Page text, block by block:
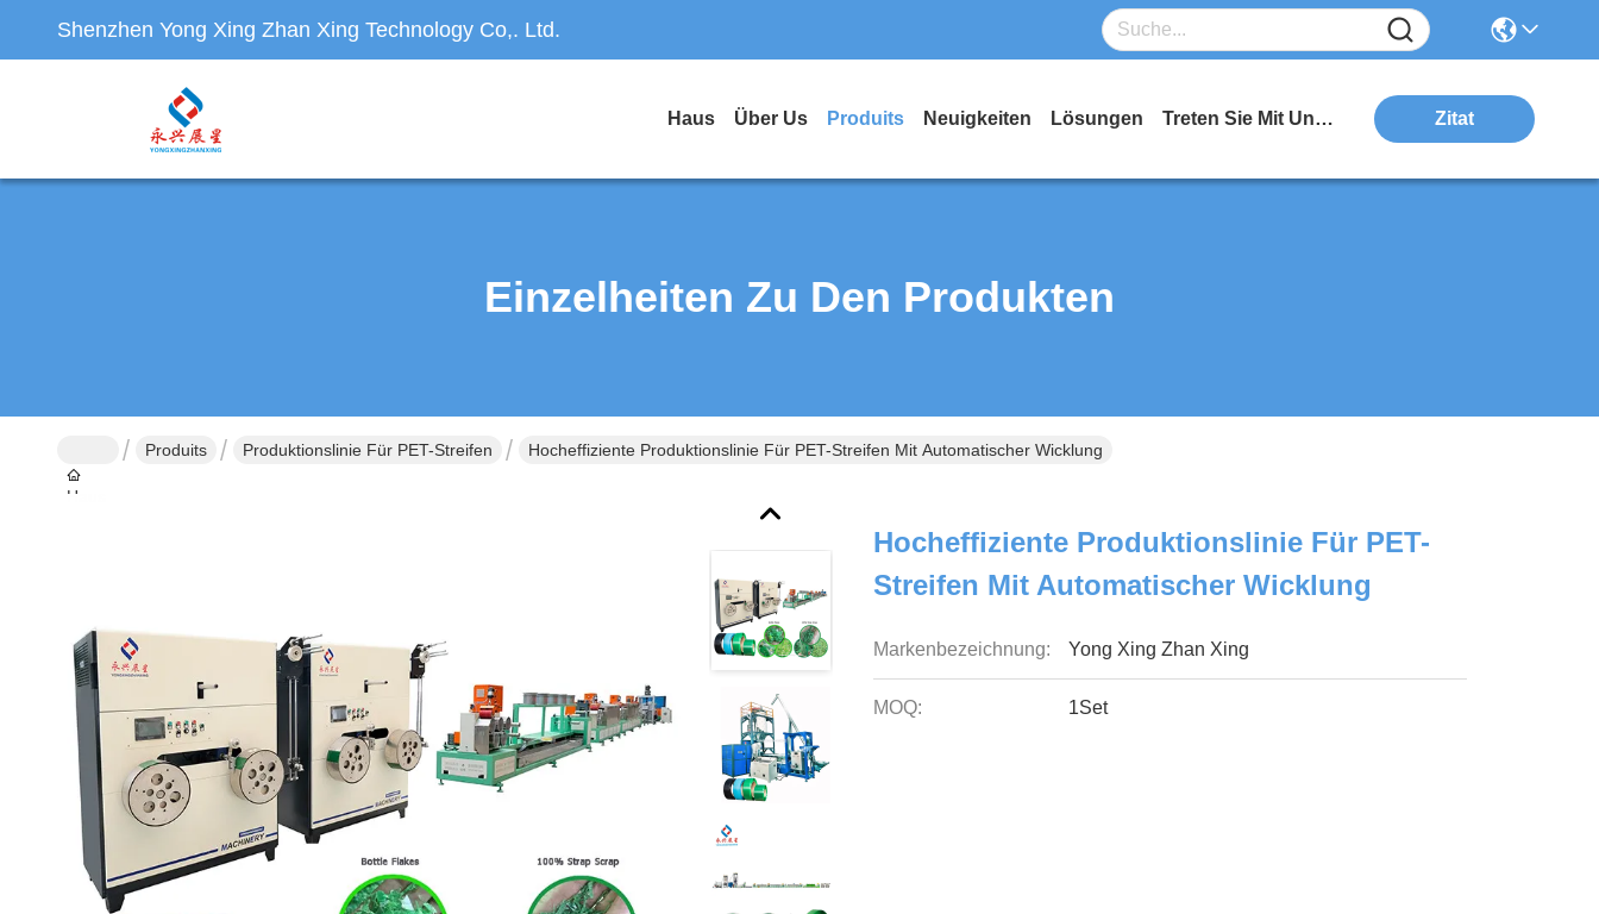
Shenzhen Yong Xing Zhan Xing Technology Co,. Ltd.
Haus Über Us Produits Neuigkeiten Lösungen Treten Sie Mit Uns In Verbindung Zitat
Einzelheiten Zu Den Produkten
Haus
Produits Produktionslinie Für PET-Streifen Hocheffiziente Produktionslinie Für PET-Streifen Mit Automatischer Wicklung
Hocheffiziente Produktionslinie Für PET-
Streifen Mit Automatischer Wicklung
Markenbezeichnung: Yong Xing Zhan Xing
MOQ: 1Set